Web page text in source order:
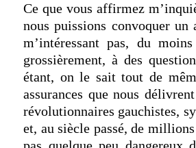
Ce que vous affirmez
nous puissions convoquer
m’intéressant pas, du
grossièrement, à des
étant, on le sait tout de
assurances que nous
révolutionnaires gauchistes,
et, au siècle passé, de